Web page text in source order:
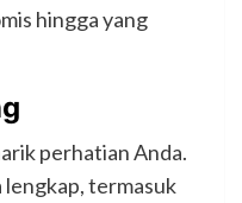
hingga yang
perhatian Anda.
lengkap, termasuk